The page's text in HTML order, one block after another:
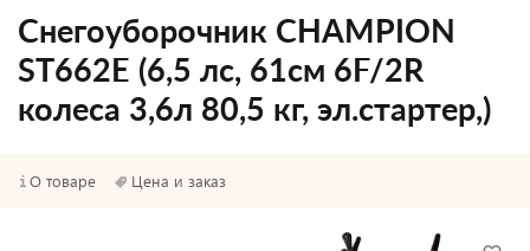
Снегоуборочник CHAMPION
ST662E (6,5 лс, 61см 6F/2R
колеса 3,6л 80,5 кг, эл.стартер,)
О товаре Цена и заказ